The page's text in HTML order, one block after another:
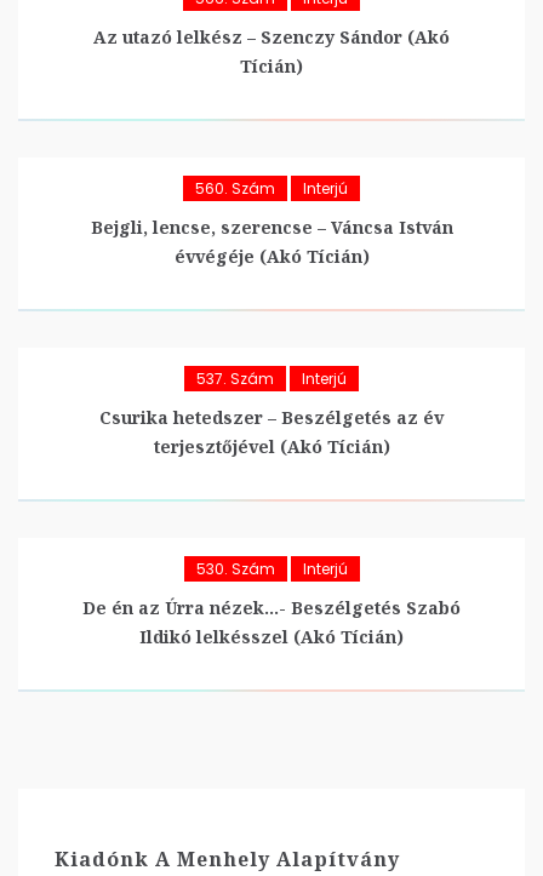
Az utazó lelkész – Szenczy Sándor (Akó
Tícián)
560. Szám Interjú
Bejgli, lencse, szerencse – Váncsa István
évvégéje (Akó Tícián)
537. Szám Interjú
Csurika hetedszer – Beszélgetés az év
terjesztőjével (Akó Tícián)
530. Szám Interjú
De én az Úrra nézek…- Beszélgetés Szabó
Ildikó lelkésszel (Akó Tícián)
Kiadónk A Menhely Alapítvány